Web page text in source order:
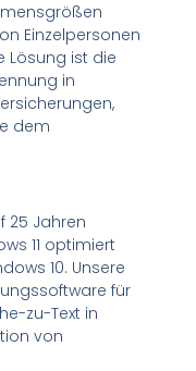
Einzelpersonen
Lösung ist die
in
dem
25 Jahren
11 optimiert
10. Unsere
für
zu-Text in
von